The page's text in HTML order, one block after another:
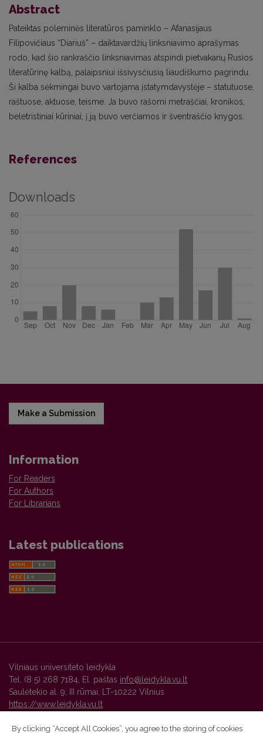
Abstract
Pateiktas poleminės literatūros paminklo – Afanasijaus
Filipovičiaus “Diariuš” – daiktavardžių linksniavimo aprašymas
rodo, kad šio rankraščio linksniavimas atspindi pietvakarių Rusios
literatūrinę kalbą, palaipsniui išsivysčiusią liaudiškumo pagrindu.
Ši kalba sėkmingai buvo vartojama įstatymdavystėje – statutuose,
raštuose, aktuose, teisme. Ja buvo rašomi metraščiai, kronikos,
beletristiniai kūriniai, į ją buvo verčiamos ir šventraščio knygos.
References
Downloads
Make a Submission
Information
For Readers
For Authors
For Librarians
Latest publications
Vilniaus universiteto leidykla
Tel. (8 5) 268 7184, El. paštas info@leidykla.vu.lt
Saulėtekio al. 9, III rūmai, LT-10222 Vilnius
https://www.leidykla.vu.lt
By clicking “Accept All Cookies”, you agree to the storing of cookies